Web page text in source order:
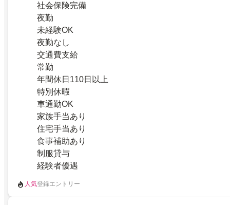
社会保険完備
夜勤
未経験OK
夜勤なし
交通費支給
常勤
年間休日110日以上
特別休暇
車通勤OK
家族手当あり
住宅手当あり
食事補助あり
制服貸与
経験者優遇
人気登録エントリー